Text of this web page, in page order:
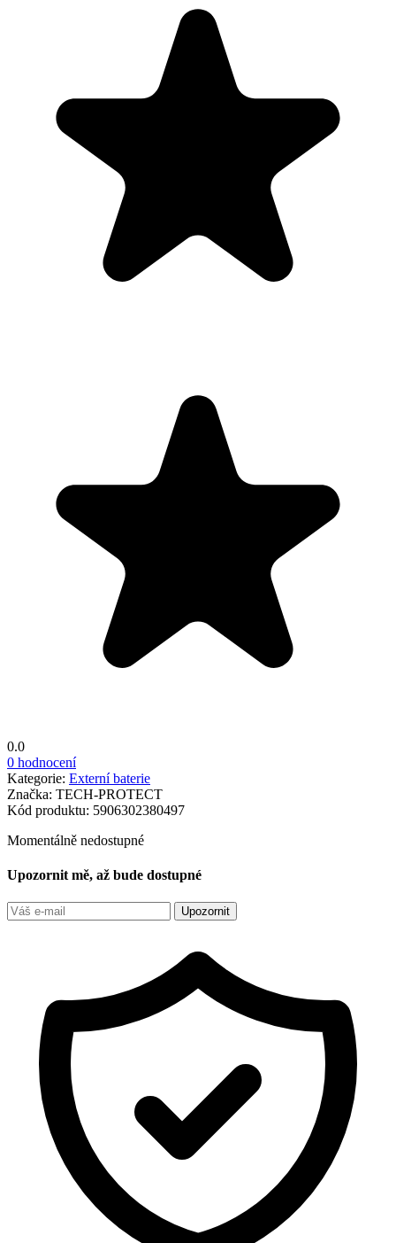
0.0
0 hodnocení
Kategorie: Externí baterie
Značka: TECH-PROTECT
Kód produktu: 5906302380497
Momentálně nedostupné
Upozornit mě, až bude dostupné
Upozornit